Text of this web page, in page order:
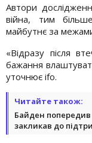
Автори
війна, тим
майбутнє за
«Відразу після
бажання
уточнює ifo.
Читайте також:
Байден попередив
закликав до